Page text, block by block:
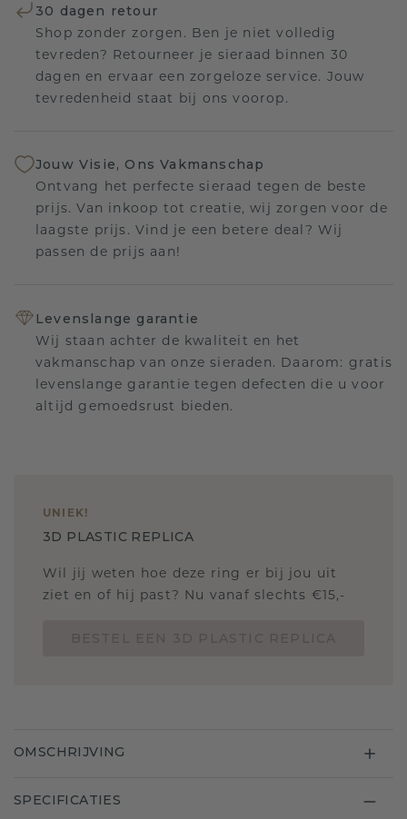
30 dagen retour
Shop zonder zorgen. Ben je niet volledig
tevreden? Retourneer je sieraad binnen 30
dagen en ervaar een zorgeloze service. Jouw
tevredenheid staat bij ons voorop.
Jouw Visie, Ons Vakmanschap
Ontvang het perfecte sieraad tegen de beste
prijs. Van inkoop tot creatie, wij zorgen voor de
laagste prijs. Vind je een betere deal? Wij
passen de prijs aan!
Levenslange garantie
Wij staan achter de kwaliteit en het
vakmanschap van onze sieraden. Daarom: gratis
levenslange garantie tegen defecten die u voor
altijd gemoedsrust bieden.
UNIEK!
3D PLASTIC REPLICA
Wil jij weten hoe deze ring er bij jou uit
ziet en of hij past? Nu vanaf slechts €15,-
OMSCHRIJVING
SPECIFICATIES